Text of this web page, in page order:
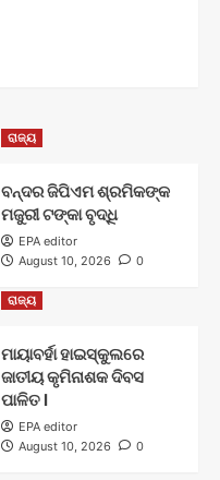
ରାଜ୍ୟ
ବନ୍ଦର ଜିପିଏମ ଶ୍ରମିକଙ୍କ
ମଜୁରୀ ଟଙ୍କା ବୃଦ୍ଧି
EPA editor
August 10, 2026
0
ରାଜ୍ୟ
ମାୟାବର୍ହା ହାଇସ୍କୁଲରେ
ଜାତୀୟ କୃମିନାଶକ ଦିବସ
ପାଳିତ l
EPA editor
August 10, 2026
0